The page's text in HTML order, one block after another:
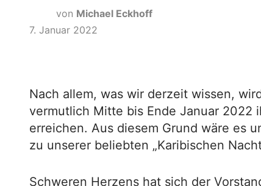
von Michael Eckhoff
7. Januar 2022
Nach allem, was wir derzeit wissen,
vermutlich Mitte bis Ende Januar 2022
erreichen. Aus diesem Grund wäre es
zu unserer beliebten „Karibischen
Schweren Herzens hat sich der